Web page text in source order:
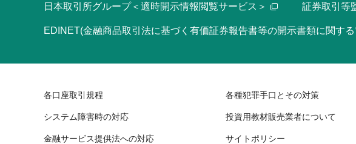
日本取引所グループ＜適時開示情報閲覧サービス＞ 証券取引等
EDINET(金融商品取引法に基づく有価証券報告書等の開示書類に関す
各口座取引規程 各種犯罪手口とその対策
システム障害時の対応 投資用教材販売業者について
金融サービス提供法への対応 サイトポリシー